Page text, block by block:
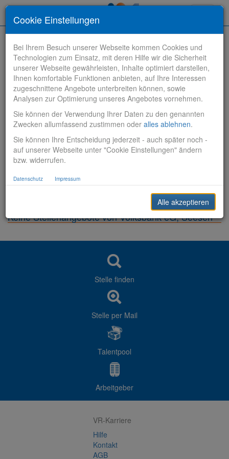
Stelle finden
Vertriebsbank
Produktionsbank
Sonstiges
Keine Stellenangebote von Volksbank eG, Seesen
Stelle finden
Stelle per Mail
Talentpool
Arbeitgeber
VR-Karriere
Hilfe
Kontakt
AGB
Cookie Einstellungen
Bei Ihrem Besuch unserer Webseite kommen Cookies und
Technologien zum Einsatz, mit deren Hilfe wir die Sicherheit
unserer Webseite gewährleisten, Inhalte optimiert darstellen,
Ihnen komfortable Funktionen anbieten, auf Ihre Interessen
zugeschnittene Angebote unterbreiten können, sowie
Analysen zur Optimierung unseres Angebotes vornehmen.
Sie können der Verwendung Ihrer Daten zu den genannten
Zwecken allumfassend zustimmen oder alles ablehnen.
Sie können Ihre Entscheidung jederzeit - auch später noch -
auf unserer Webseite unter "Cookie Einstellungen" ändern
bzw. widerrufen.
Datenschutz Impressum
Alle akzeptieren